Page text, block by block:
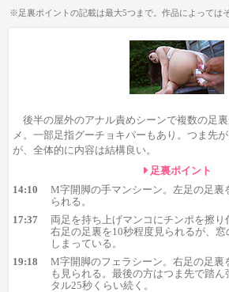
ですが、一部とはいえちゃんとモザイクを
※足裏ポイントの記載は最大5つまで。作品によっては
後半の屋外のアナル責めシーンで複数の足
メ。一部足指グーチョキパーもあり。つま先
が、全体的に内容は結構良い。
足裏ポイント
14:10
M字開脚の手マンシーン。左足の足裏
られる。
17:37
両足を持ち上げマンコにチンポを擦り
右足の足裏を10秒程度見られるが、
しまっている。
19:18
M字開脚のフェラシーン。右足の足裏
も見られる。最後の方はつま先で踏
タル25秒くらい続く。